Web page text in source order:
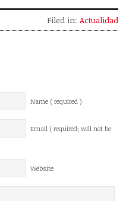
Filed in: Actualidad
Name ( required )
Email ( required; will not be
Website